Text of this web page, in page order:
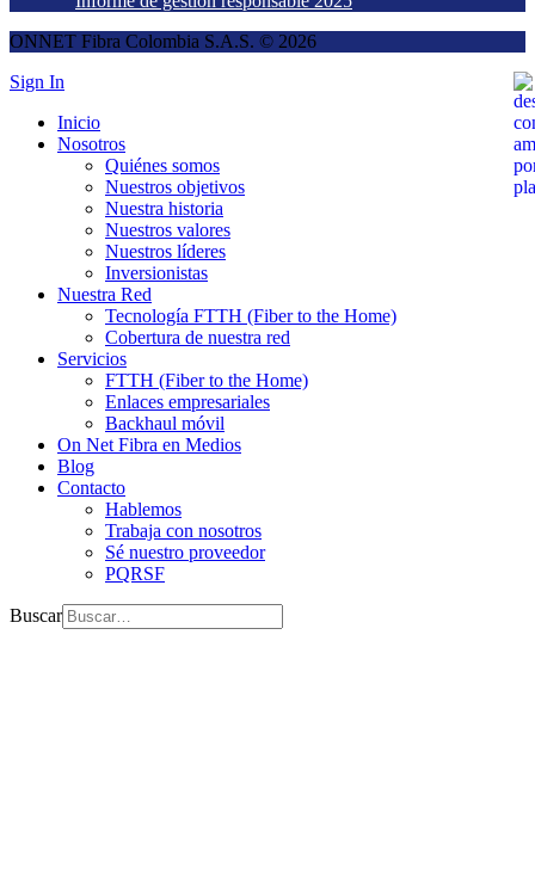
ONNET Fibra Colombia S.A.S. © 2026
Sign In
Inicio
Nosotros
Quiénes somos
Nuestros objetivos
Nuestra historia
Nuestros valores
Nuestros líderes
Inversionistas
Nuestra Red
Tecnología FTTH (Fiber to the Home)
Cobertura de nuestra red
Servicios
FTTH (Fiber to the Home)
Enlaces empresariales
Backhaul móvil
On Net Fibra en Medios
Blog
Contacto
Hablemos
Trabaja con nosotros
Sé nuestro proveedor
PQRSF
Buscar